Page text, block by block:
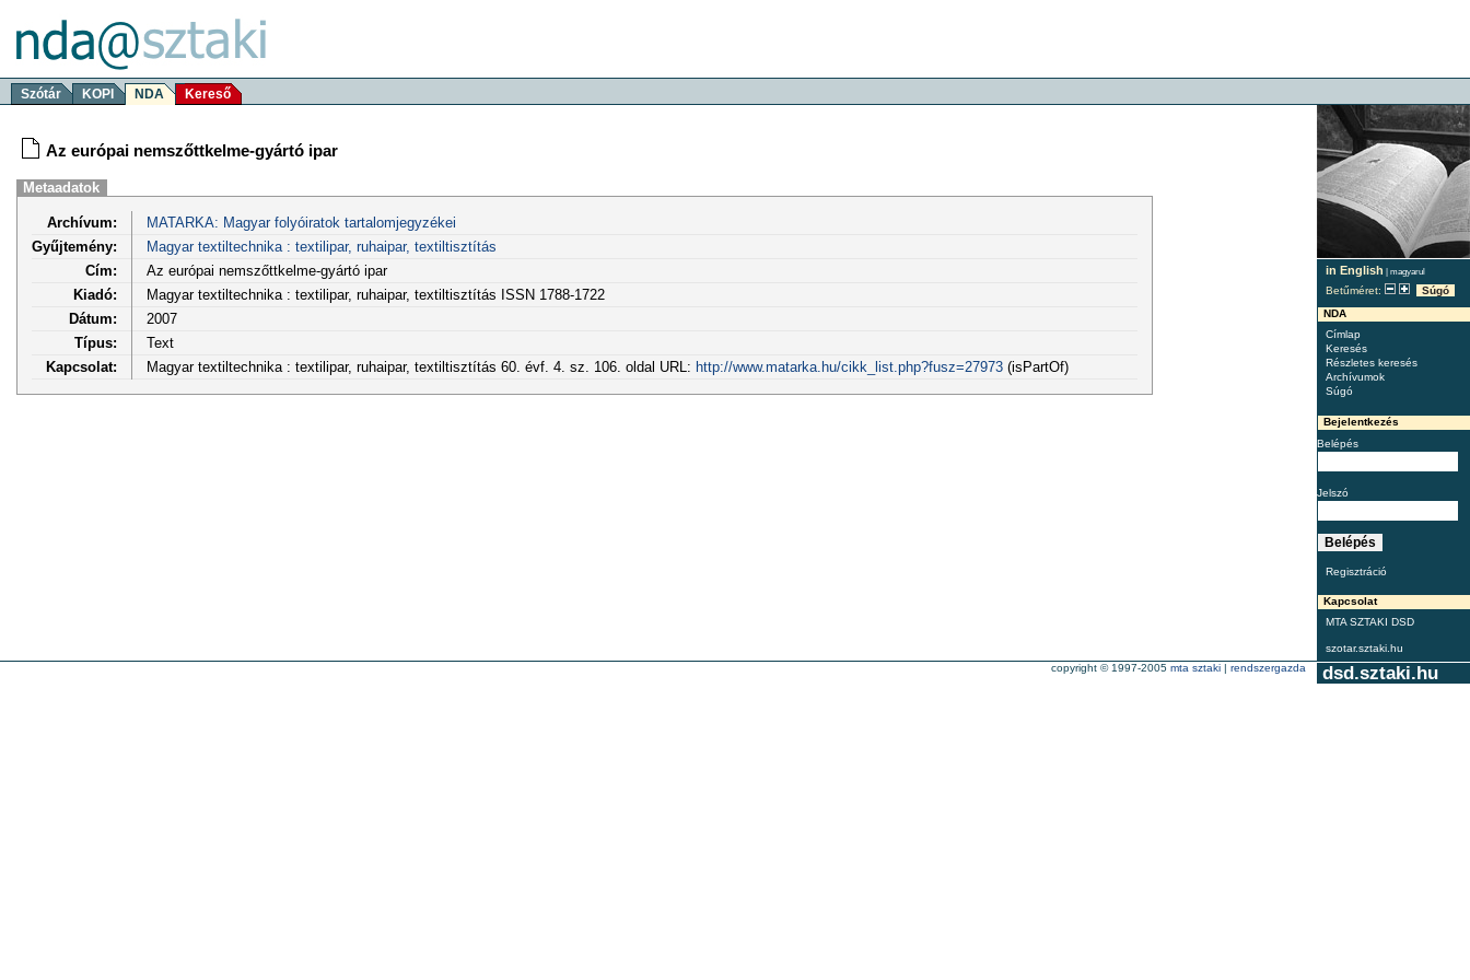
Szótár KOPI NDA Kereső
in English | magyarul
Betűméret:
Súgó
NDA
Címlap
Keresés
Részletes keresés
Archívumok
Súgó
Bejelentkezés
Belépés
Jelszó
Regisztráció
Kapcsolat
MTA SZTAKI DSD
szotar.sztaki.hu
Az európai nemszőttkelme-gyártó ipar
Metaadatok
Archívum:
MATARKA: Magyar folyóiratok tartalomjegyzékei
Gyűjtemény:
Magyar textiltechnika : textilipar, ruhaipar, textiltisztítás
Cím:
Az európai nemszőttkelme-gyártó ipar
Kiadó:
Magyar textiltechnika : textilipar, ruhaipar, textiltisztítás ISSN 1788-1722
Dátum:
2007
Típus:
Text
Kapcsolat:
Magyar textiltechnika : textilipar, ruhaipar, textiltisztítás 60. évf. 4. sz. 106. oldal URL: http://www.matarka.hu/cikk_list.php?fusz=27973(isPartOf)
dsd.sztaki.hu
copyright © 1997-2005 mta sztaki | rendszergazda